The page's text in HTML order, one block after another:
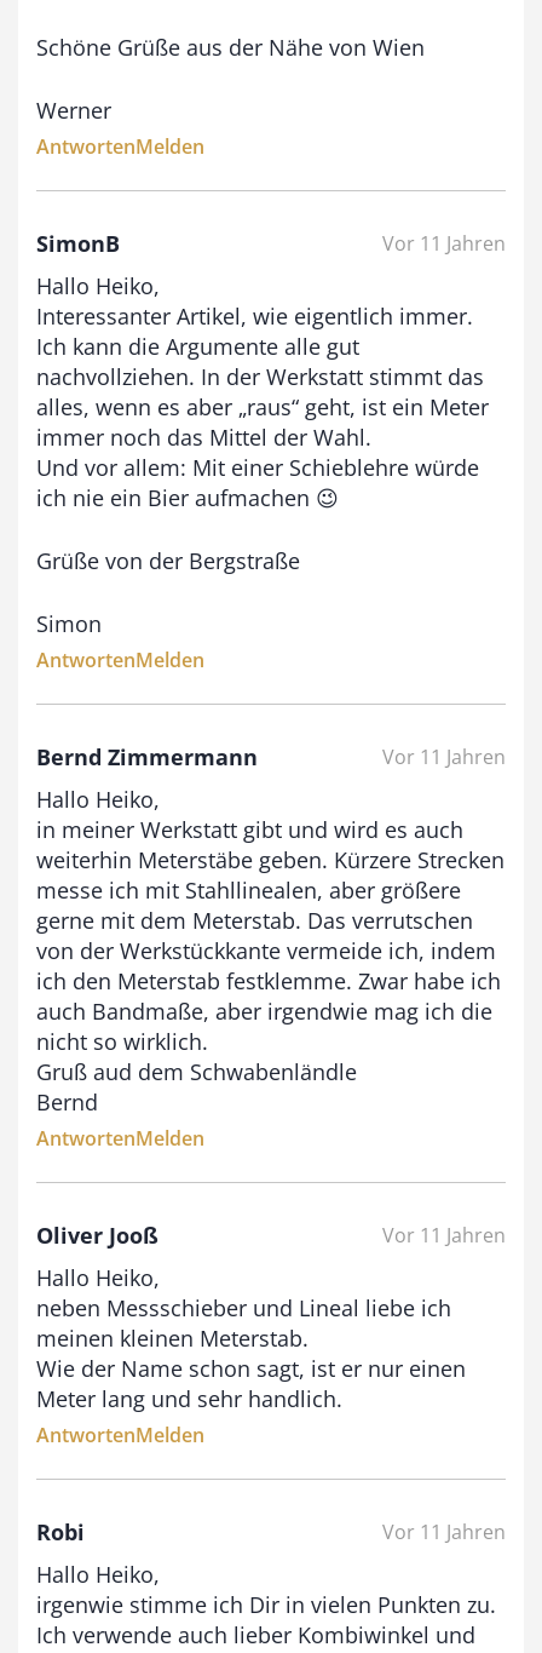
Schöne Grüße aus der Nähe von Wien
Werner
AntwortenMelden
SimonB Vor 11 Jahren
Hallo Heiko,
Interessanter Artikel, wie eigentlich immer.
Ich kann die Argumente alle gut
nachvollziehen. In der Werkstatt stimmt das
alles, wenn es aber „raus“ geht, ist ein Meter
immer noch das Mittel der Wahl.
Und vor allem: Mit einer Schieblehre würde
ich nie ein Bier aufmachen 😉
Grüße von der Bergstraße
Simon
AntwortenMelden
Bernd Zimmermann Vor 11 Jahren
Hallo Heiko,
in meiner Werkstatt gibt und wird es auch
weiterhin Meterstäbe geben. Kürzere Strecken
messe ich mit Stahllinealen, aber größere
gerne mit dem Meterstab. Das verrutschen
von der Werkstückkante vermeide ich, indem
ich den Meterstab festklemme. Zwar habe ich
auch Bandmaße, aber irgendwie mag ich die
nicht so wirklich.
Gruß aud dem Schwabenländle
Bernd
AntwortenMelden
Oliver Jooß Vor 11 Jahren
Hallo Heiko,
neben Messschieber und Lineal liebe ich
meinen kleinen Meterstab.
Wie der Name schon sagt, ist er nur einen
Meter lang und sehr handlich.
AntwortenMelden
Robi Vor 11 Jahren
Hallo Heiko,
irgenwie stimme ich Dir in vielen Punkten zu.
Ich verwende auch lieber Kombiwinkel und